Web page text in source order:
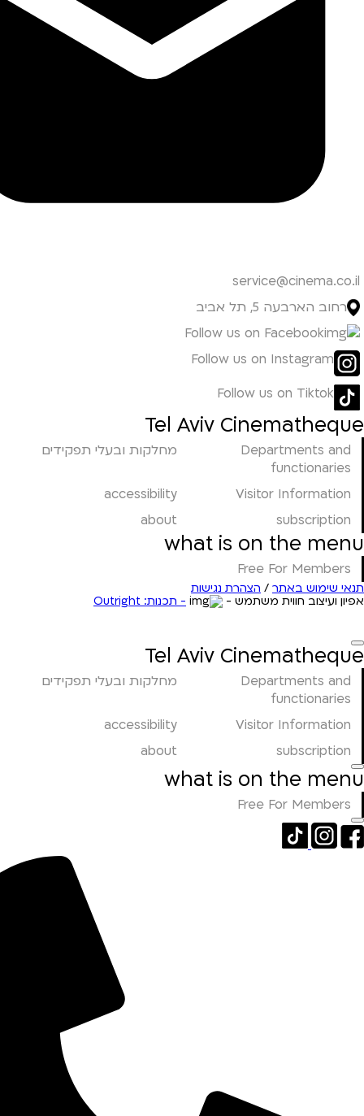
service@cinema.co.il
רחוב הארבעה 5, תל אביב
Follow us on Facebook
Follow us on Instagram
Follow us on Tiktok
Tel Aviv Cinematheque
Departments and
functionaries
מחלקות ובעלי תפקידים
Visitor Information
accessibility
subscription
about
what is on the menu
Free For Members
תנאי שימוש באתר / הצהרת נגישות
אפיון ועיצוב חווית משתמש -
- תכנות: Outright
Tel Aviv Cinematheque
Departments and
functionaries
מחלקות ובעלי תפקידים
Visitor Information
accessibility
subscription
about
what is on the menu
Free For Members